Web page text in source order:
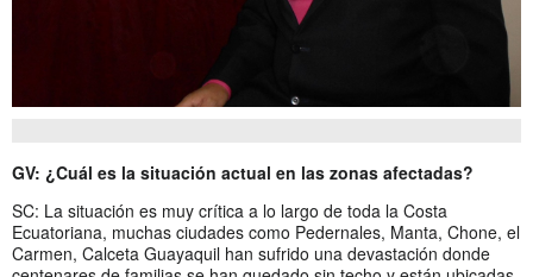
GV: ¿Cuál es la situación actual en las zonas afectadas?
SC: La situación es muy crítica a lo largo de toda la Costa
Ecuatoriana, muchas ciudades como Pedernales, Manta, Chone, el
Carmen, Calceta Guayaquil han sufrido una devastación donde